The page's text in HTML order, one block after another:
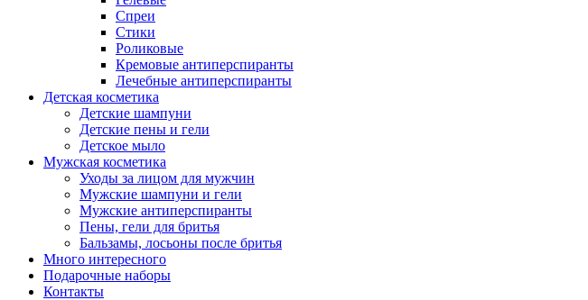
Спреи
Стики
Роликовые
Кремовые антиперспиранты
Лечебные антиперспиранты
Детская косметика
Детские шампуни
Детские пены и гели
Детское мыло
Мужская косметика
Уходы за лицом для мужчин
Мужские шампуни и гели
Мужские антиперспиранты
Пены, гели для бритья
Бальзамы, лосьоны после бритья
Много интересного
Подарочные наборы
Контакты